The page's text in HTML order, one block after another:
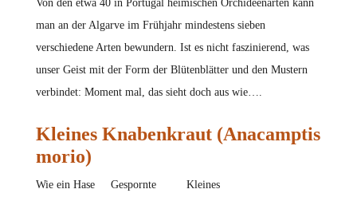
Von den etwa 40 in Portugal heimischen Orchideenarten kann
man an der Algarve im Frühjahr mindestens sieben
verschiedene Arten bewundern. Ist es nicht faszinierend, was
unser Geist mit der Form der Blütenblätter und den Mustern
verbindet: Moment mal, das sieht doch aus wie….
Kleines Knabenkraut (Anacamptis
morio)
Wie ein Hase
Gespornte
Kleines